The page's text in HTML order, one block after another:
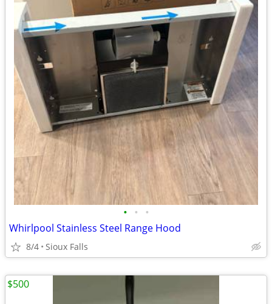
• • •
Whirlpool Stainless Steel Range Hood
8/4 Sioux Falls
$500